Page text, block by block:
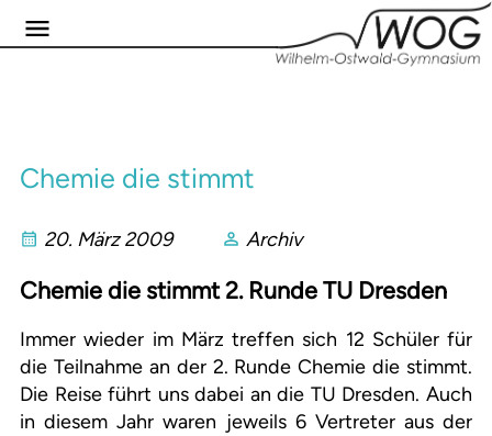
Chemie die stimmt
20. März 2009 Archiv
Chemie die stimmt 2. Runde TU Dresden
Immer wieder im März treffen sich 12 Schüler für
die Teilnahme an der 2. Runde Chemie die stimmt.
Die Reise führt uns dabei an die TU Dresden. Auch
in diesem Jahr waren jeweils 6 Vertreter aus der